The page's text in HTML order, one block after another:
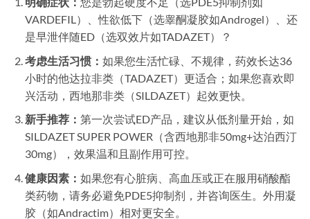
VARDEFIL）、性欲低下（选睾酮凝胶如Androgel）、还
是早泄伴随ED（选双效片如TADAZET）？
考虑生活习惯： 如果您生活忙碌、不规律，药效长达36
小时的他达拉非类（TADAZET）更适合；如果您喜欢即
兴活动，西地那非类（SILDAZET）起效更快。
新手推荐： 第一次尝试ED产品，建议从低剂量开始，如
SILDAZET SUPER POWER（含西地那非50mg+达泊西汀
30mg），效果温和且副作用可控。
健康因素： 如果您有心脏病、高血压或正在服用硝酸酯
类药物，请务必避免PDE5抑制剂，并咨询医生。外用凝
胶（如Andractim）相对更安全。